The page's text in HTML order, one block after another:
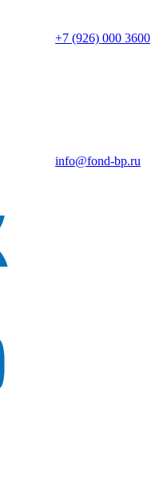
+7 (926) 000 3600
info@fond-bp.ru